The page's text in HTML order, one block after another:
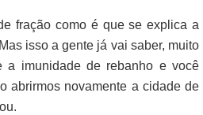
fração como é que se explica a
isso a gente já vai saber, muito
a imunidade de rebanho e você
abrirmos novamente a cidade de